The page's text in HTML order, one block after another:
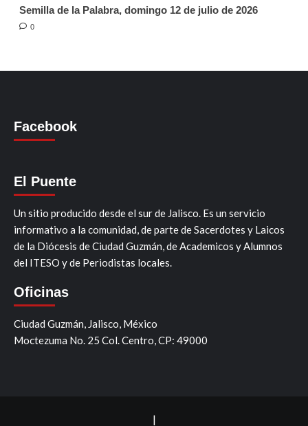
Semilla de la Palabra, domingo 12 de julio de 2026
0
Facebook
El Puente
Un sitio producido desde el sur de Jalisco. Es un servicio
informativo a la comunidad, de parte de Sacerdotes y Laicos
de la Diócesis de Ciudad Guzmán, de Academicos y Alumnos
del ITESO y de Periodistas locales.
Oficinas
Ciudad Guzmán, Jalisco, México
Moctezuma No. 25 Col. Centro, CP: 49000
|